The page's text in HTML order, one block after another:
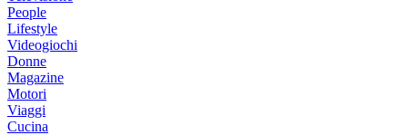
People
Lifestyle
Videogiochi
Donne
Magazine
Motori
Viaggi
Cucina